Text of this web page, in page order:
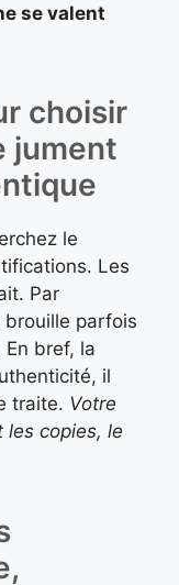
se valent
choisir
jument
le
Les
Par
parfois
bref, la
il
traite. Votre
les copies, le